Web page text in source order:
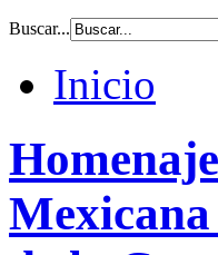
Buscar...
Inicio
Mexicana